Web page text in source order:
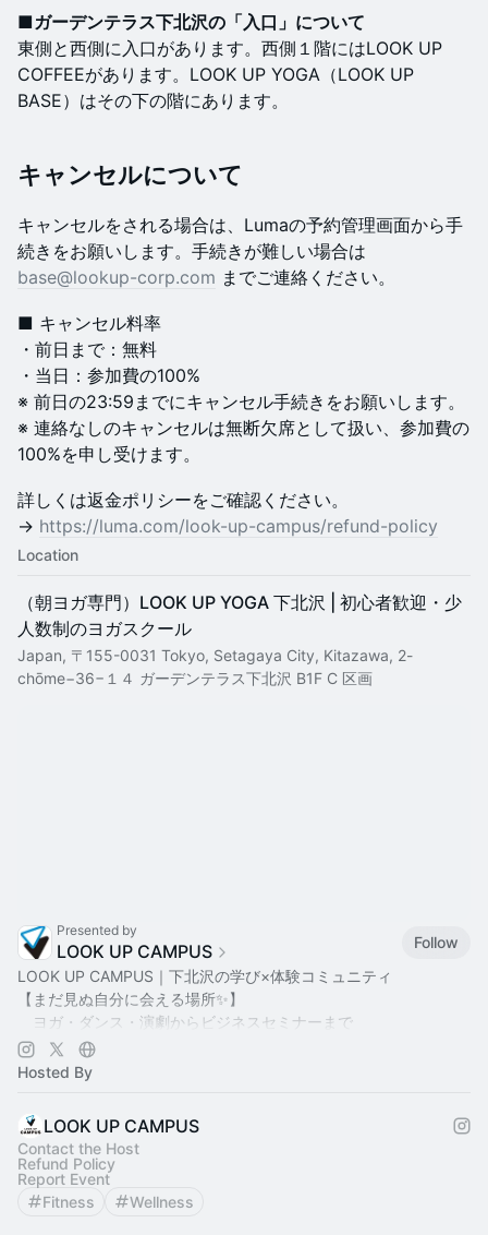
■ガーデンテラス下北沢の「入口」について
東側と西側に入口があります。西側１階にはLOOK UP
COFFEEがあります。LOOK UP YOGA（LOOK UP
BASE）はその下の階にあります。
キャンセルについて
キャンセルをされる場合は、Lumaの予約管理画面から手
続きをお願いします。手続きが難しい場合は
base@lookup-corp.com までご連絡ください。
■ キャンセル料率
・前日まで：無料
・当日：参加費の100%
※ 前日の23:59までにキャンセル手続きをお願いします。
※ 連絡なしのキャンセルは無断欠席として扱い、参加費の
100%を申し受けます。
詳しくは返金ポリシーをご確認ください。
→ https://luma.com/look-up-campus/refund-policy
Location
（朝ヨガ専門）LOOK UP YOGA 下北沢 | 初心者歓迎・少
人数制のヨガスクール
Japan, 〒155-0031 Tokyo, Setagaya City, Kitazawa, 2-
chōme−36−１４ ガーデンテラス下北沢 B1F C 区画
Presented by
LOOK UP CAMPUS
Follow
LOOK UP CAMPUS｜下北沢の学び×体験コミュニティ
【まだ見ぬ自分に会える場所✨】
ヨガ・ダンス・演劇からビジネスセミナーまで
多彩なイベントを毎月開催中🎭
学びと実践、表現と挑戦が交差する
📍 スタジオBASE（撮影・レッスン対応）
☕ カフェLUC併設
🤝 温かいコミュニティ
一歩踏み出したいあなたを応援します
Hosted By
LOOK UP CAMPUS
Contact the Host
Refund Policy
Report Event
Fitness
Wellness